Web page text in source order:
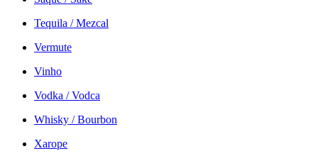
Tequila / Mezcal
Vermute
Vinho
Vodka / Vodca
Whisky / Bourbon
Xarope